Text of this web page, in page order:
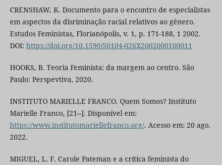
CRENSHAW, K. Documento para o encontro de especialistas
em aspectos da disriminação racial relativos ao gênero.
Estudos Feministas, Florianópolis, v. 1, p. 171-188, 1 2002.
DOI: https://doi.org/10.1590/S0104-026X2002000100011
HOOKS, B. Teoria Feminista: da margem ao centro. São
Paulo: Perspevtiva, 2020.
INSTITUTO MARIELLE FRANCO. Quem Somos? Instituto
Marielle Franco, [21--]. Disponível em:
https://www.institutomariellefranco.org/. Acesso em: 20 ago.
2022.
MIGUEL, L. F. Carole Pateman e a crítica feminista do